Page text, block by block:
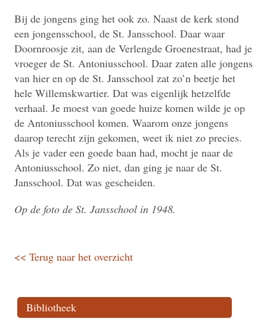
Bij de jongens ging het ook zo. Naast de kerk stond
een jongensschool, de St. Jansschool. Daar waar
Doornroosje zit, aan de Verlengde Groenestraat, had je
vroeger de St. Antoniusschool. Daar zaten alle jongens
van hier en op de St. Jansschool zat zo’n beetje het
hele Willemskwartier. Dat was eigenlijk hetzelfde
verhaal. Je moest van goede huize komen wilde je op
de Antoniusschool komen. Waarom onze jongens
daarop terecht zijn gekomen, weet ik niet zo precies.
Als je vader een goede baan had, mocht je naar de
Antoniusschool. Zo niet, dan ging je naar de St.
Jansschool. Dat was gescheiden.
Op de foto de St. Jansschool in 1948.
<< Terug naar het overzicht
Bibliotheek